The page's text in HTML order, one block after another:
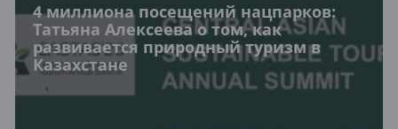
4 миллиона посещений нацпарков:
Татьяна Алексеева о том, как
развивается природный туризм в
Казахстане